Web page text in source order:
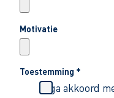
Motivatie
Toestemming *
Ik ga akkoord